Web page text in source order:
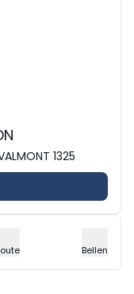
1325
Bellen